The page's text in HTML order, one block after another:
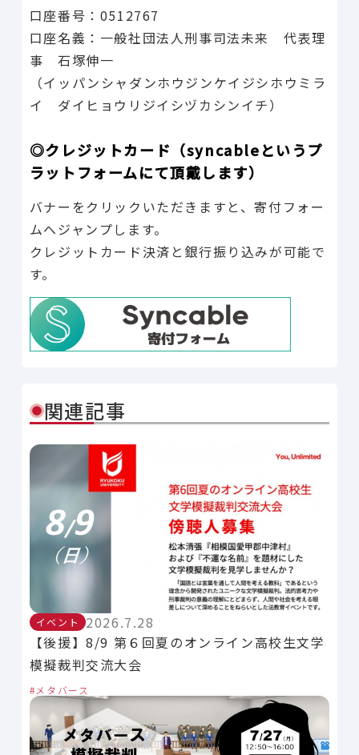
口座番号：0512767
口座名義：一般社団法人刑事司法未来 代表理
事 石塚伸一
（イッパンシャダンホウジンケイジシホウミラ
イ ダイヒョウリジイシヅカシンイチ）
◎クレジットカード（syncableというプ
ラットフォームにて頂戴します）
バナーをクリックいただきますと、寄付フォー
ムへジャンプします。
クレジットカード決済と銀行振り込みが可能で
す。
関連記事
イベント
2026.7.28
【後援】8/9 第６回夏のオンライン高校生文学
模擬裁判交流大会
メタバース